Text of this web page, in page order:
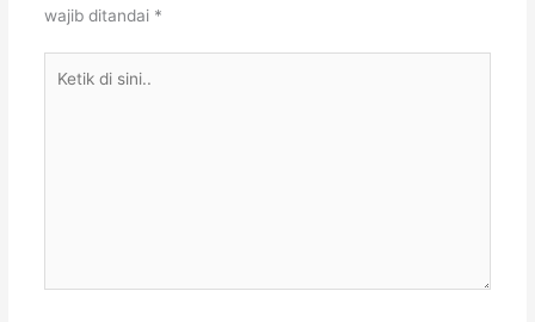
wajib ditandai *